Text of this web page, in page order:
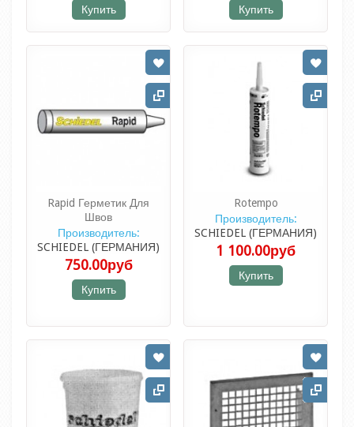
Купить Купить
Rapid Герметик Для
Швов
Производитель:
SCHIEDEL (ГЕРМАНИЯ)
750.00руб
Купить
Rotempo
Производитель:
SCHIEDEL (ГЕРМАНИЯ)
1 100.00руб
Купить